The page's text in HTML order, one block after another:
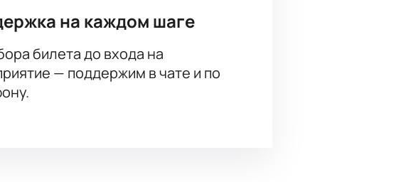
на каждом шаге
билета до входа на
— поддержим в чате и по